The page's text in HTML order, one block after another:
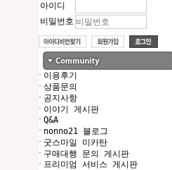
아이디
비밀번호
· 이용후기
· 상품문의
· 공지사항
· 이야기 게시판
· Q&A
· nonno21 블로그
· 굿스마일 미카탄
· 구매대행 문의 게시판
· 프리미엄 서비스 게시판